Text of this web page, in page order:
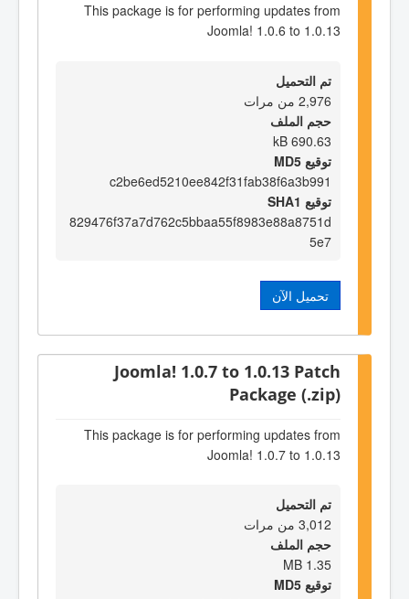
This package is for performing updates from
Joomla! 1.0.6 to 1.0.13
تم التحميل
2,976 من مرات
حجم الملف
690.63 kB
توقيع MD5
c2be6ed5210ee842f31fab38f6a3b991
توقيع SHA1
829476f37a7d762c5bbaa55f8983e88a8751d
5e7
تحميل الآن
Joomla! 1.0.7 to 1.0.13 Patch
Package (.zip)
This package is for performing updates from
Joomla! 1.0.7 to 1.0.13
تم التحميل
3,012 من مرات
حجم الملف
1.35 MB
توقيع MD5